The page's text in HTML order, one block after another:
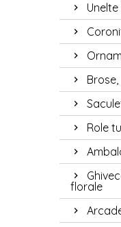
Role
florale